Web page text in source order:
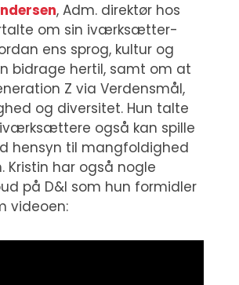
, Adm. direktør hos
om sin iværksætter-
ens sprog, kultur og
bidrage hertil, samt om at
Z via Verdensmål,
og diversitet. Hun talte
også kan spille
hensyn til mangfoldighed
Kristin har også nogle
på D&I som hun formidler
videoen: